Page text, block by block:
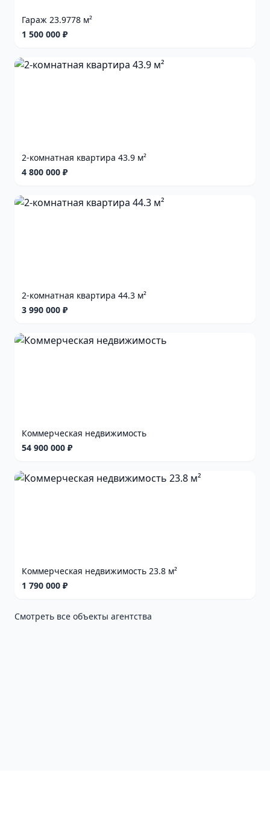
Гараж 23.9778 м²
1 500 000 ₽
2-комнатная квартира 43.9 м²
4 800 000 ₽
2-комнатная квартира 44.3 м²
3 990 000 ₽
Коммерческая недвижимость
54 900 000 ₽
Коммерческая недвижимость 23.8 м²
1 790 000 ₽
Смотреть все объекты агентства